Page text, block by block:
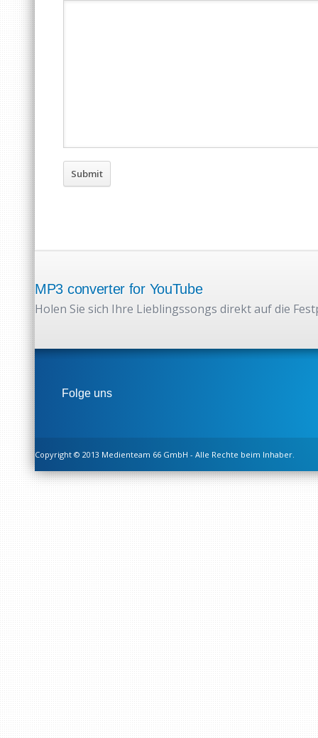
MP3 converter for YouTube
Holen Sie sich Ihre Lieblingssongs direkt auf die
Folge uns
Copyright © 2013 Medienteam 66 GmbH - Alle Rechte beim Inhaber.